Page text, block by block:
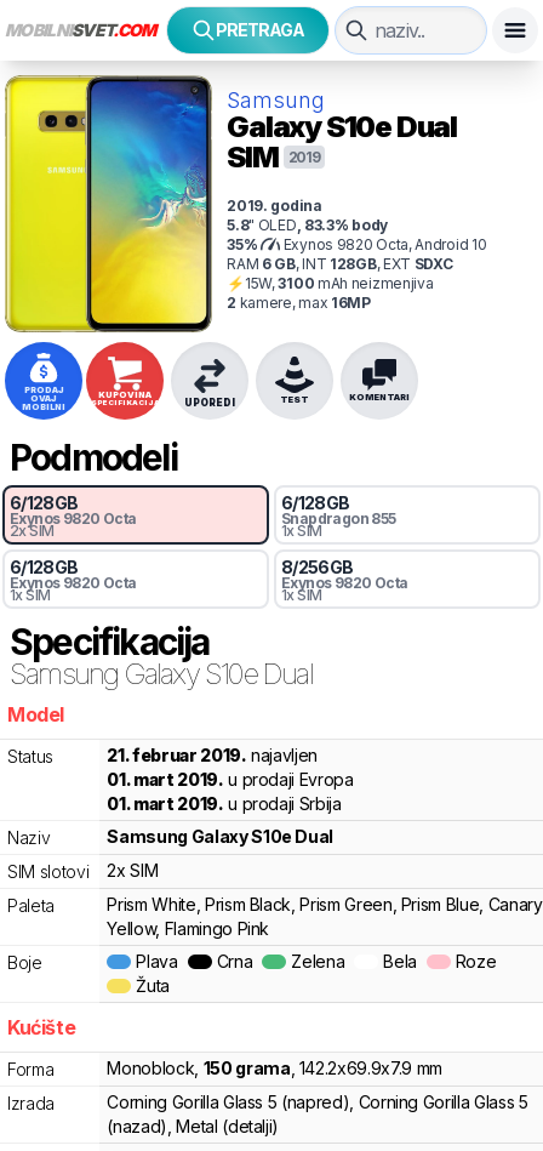
MOBILNISVET.COM PRETRAGA
Samsung
Galaxy S10eDual
SIM
2019
2019. godina
5.8" OLED, 83.3% body
35%
Exynos 9820 Octa, Android 10
RAM 6GB,INT 128GB,EXT SDXC
⚡ 15W,3100 mAh neizmenjiva
2 kamere, max 16MP
PRODAJ
OVAJ
MOBILNI
KUPOVINA
SPECIFIKACIJA TEST KOMENTARI
UPOREDI
Podmodeli
6/128GB
Exynos 9820 Octa
2x SIM
6/128GB
Snapdragon 855
1x SIM
6/128GB
Exynos 9820 Octa
1x SIM
8/256GB
Exynos 9820 Octa
1x SIM
Specifikacija
Samsung Galaxy S10e Dual
Model
Status 21. februar 2019. najavljen
01. mart 2019. u prodaji Evropa
01. mart 2019. u prodaji Srbija
Naziv
Samsung Galaxy S10e Dual
SIM slotovi
2x SIM
Paleta
Prism White, Prism Black, Prism Green, Prism Blue, Canary
Yellow, Flamingo Pink
Boje
Plava Crna Zelena Bela
Roze
Žuta
Kućište
Forma Monoblock 150 grama 142.2x69.9x7.9 mm
Izrada
Corning Gorilla Glass 5 (napred), Corning Gorilla Glass 5
(nazad), Metal (detalji)